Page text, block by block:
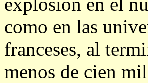
como en las
franceses, al
menos de cien